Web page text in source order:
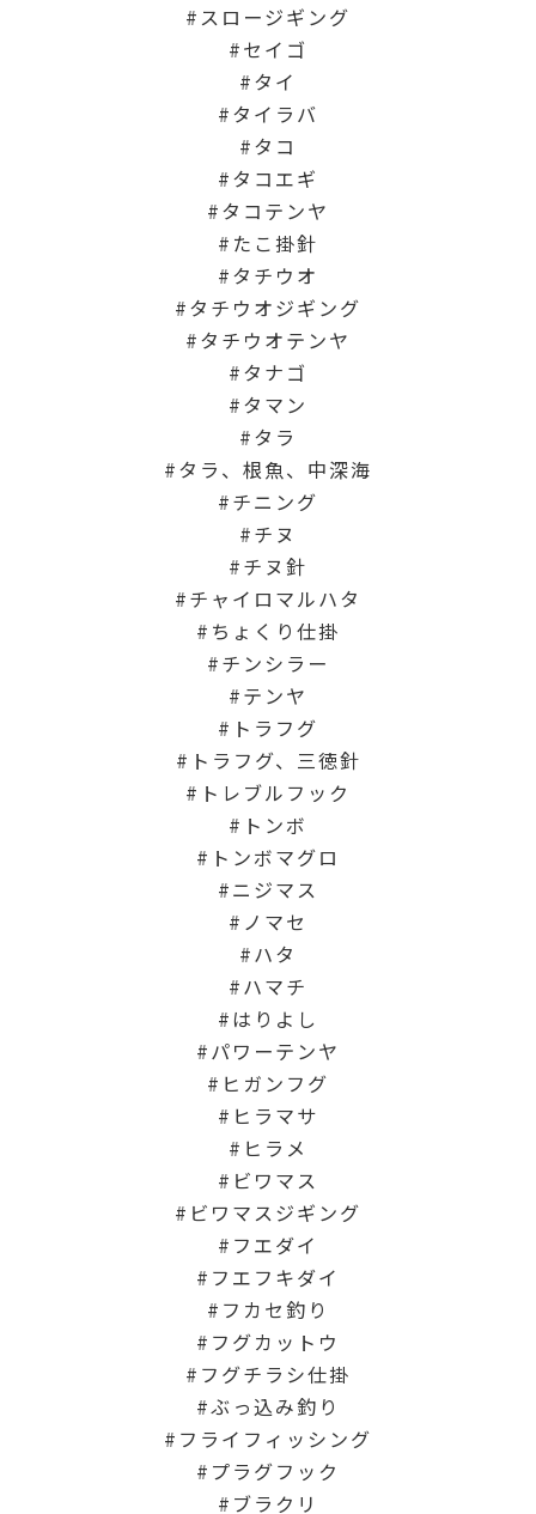
スロージギング
セイゴ
タイ
タイラバ
タコ
タコエギ
タコテンヤ
たこ掛針
タチウオ
タチウオジギング
タチウオテンヤ
タナゴ
タマン
タラ
タラ、根魚、中深海
チニング
チヌ
チヌ針
チャイロマルハタ
ちょくり仕掛
チンシラー
テンヤ
トラフグ
トラフグ、三徳針
トレブルフック
トンボ
トンボマグロ
ニジマス
ノマセ
ハタ
ハマチ
はりよし
パワーテンヤ
ヒガンフグ
ヒラマサ
ヒラメ
ビワマス
ビワマスジギング
フエダイ
フエフキダイ
フカセ釣り
フグカットウ
フグチラシ仕掛
ぶっ込み釣り
フライフィッシング
プラグフック
ブラクリ